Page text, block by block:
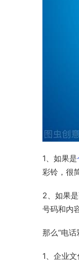
1、如果是
彩铃，很
2、如果
号码和内
那么“电话
1、企业